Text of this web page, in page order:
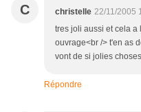
C christelle 22/11/2005
tres joli aussi et cela a
ouvrage<br /> t'en as
vont de si jolies
Répondre